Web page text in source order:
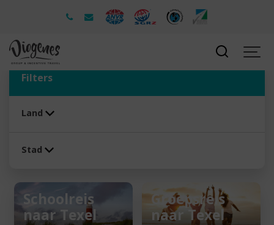
Filters
Land
Stad
Schoolreis
naar Texel
Groepsreis
naar Texel